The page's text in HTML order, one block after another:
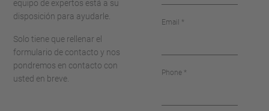
equipo de expertos está a su
disposición para ayudarle.
Solo tiene que rellenar el
formulario de contacto y nos
pondremos en contacto con
usted en breve.
Email *
Phone *